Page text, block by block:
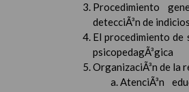
Procedimiento
detecciÃ³n de
El procedimiento de
psicopedagÃ³gica
OrganizaciÃ³n de la
AtenciÃ³n